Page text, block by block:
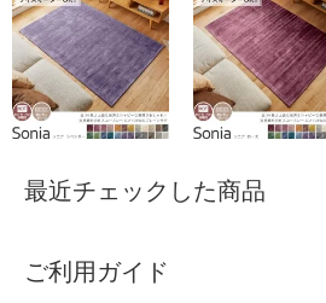
最近チェックした商品
ご利用ガイド